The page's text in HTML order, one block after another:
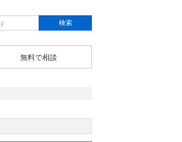
無料で相談